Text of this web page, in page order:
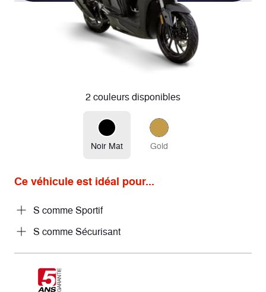
Ce véhicule est idéal pour...
S comme Sportif
S comme Sécurisant
2 couleurs disponibles
Noir Mat Gold